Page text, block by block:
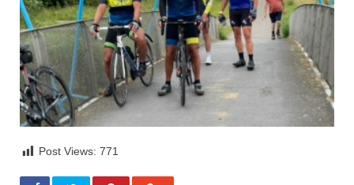
Post Views: 771